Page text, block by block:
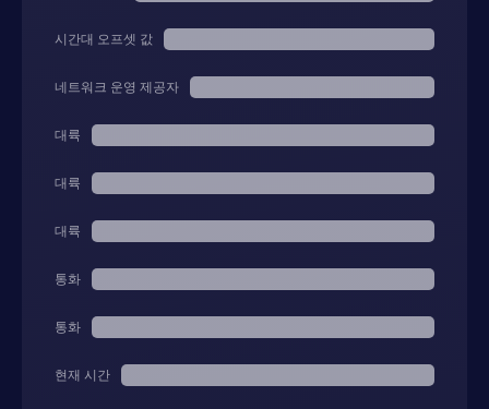
시간대 오프셋 값
네트워크 운영 제공자
대륙
대륙
대륙
통화
통화
현재 시간